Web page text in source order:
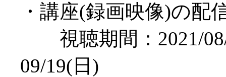
・講座(録画映像)の配
視聴期間：2021/
09/19(日)